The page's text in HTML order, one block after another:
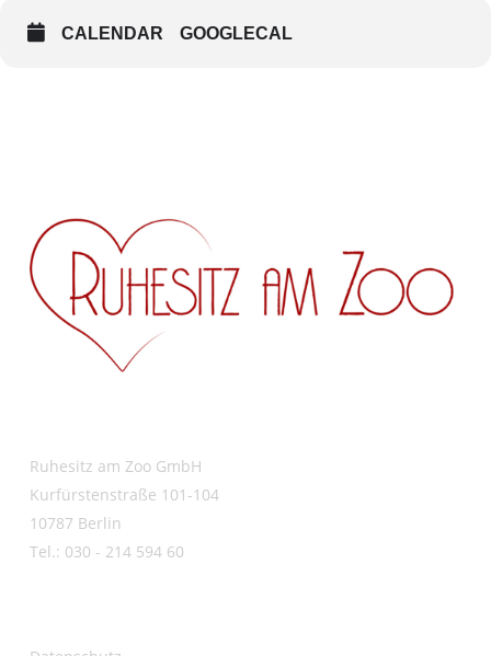
CALENDAR GOOGLECAL
Ruhesitz am Zoo GmbH
Kurfürstenstraße 101-104
10787 Berlin
Tel.: 030 - 214 594 60